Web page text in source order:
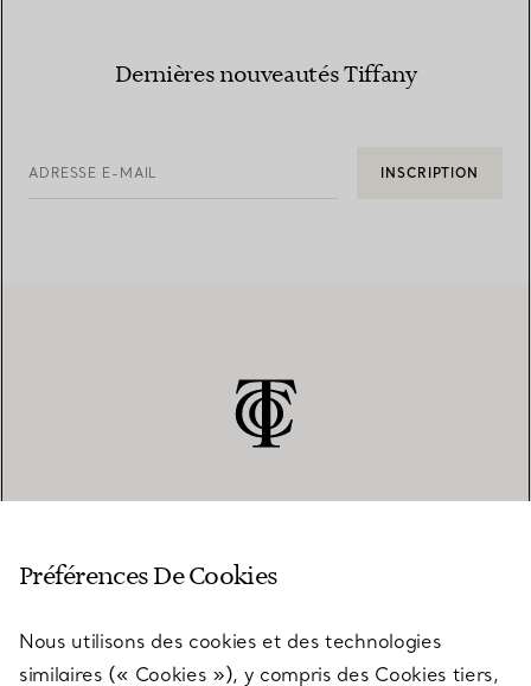
Dernières nouveautés Tiffany
ADRESSE E-MAIL INSCRIPTION
SERVICES
Préférences De Cookies
Nous utilisons des cookies et des technologies
similaires (« Cookies »), y compris des Cookies tiers,